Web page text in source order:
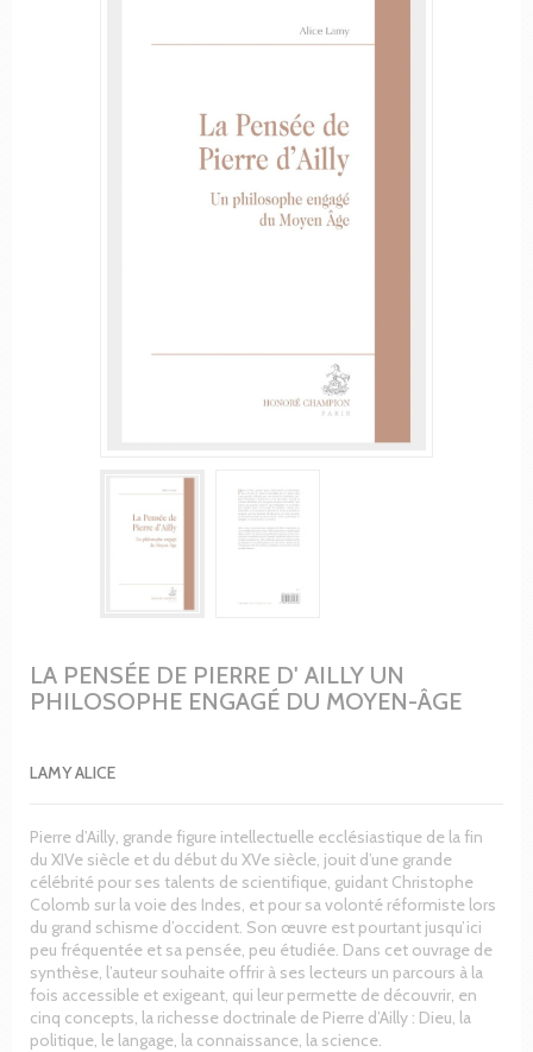
LA PENSÉE DE PIERRE D' AILLY UN
PHILOSOPHE ENGAGÉ DU MOYEN-ÂGE
LAMY ALICE
Pierre d’Ailly, grande figure intellectuelle ecclésiastique de la fin
du XIVe siècle et du début du XVe siècle, jouit d’une grande
célébrité pour ses talents de scientifique, guidant Christophe
Colomb sur la voie des Indes, et pour sa volonté réformiste lors
du grand schisme d’occident. Son œuvre est pourtant jusqu’ici
peu fréquentée et sa pensée, peu étudiée. Dans cet ouvrage de
synthèse, l’auteur souhaite offrir à ses lecteurs un parcours à la
fois accessible et exigeant, qui leur permette de découvrir, en
cinq concepts, la richesse doctrinale de Pierre d’Ailly : Dieu, la
politique, le langage, la connaissance, la science.